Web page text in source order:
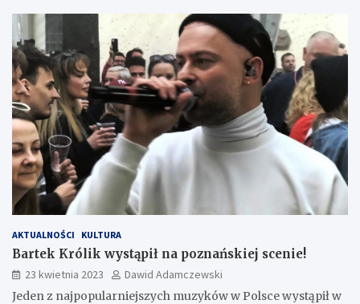
AKTUALNOŚCI KULTURA
Bartek Królik wystąpił na poznańskiej scenie!
23 kwietnia 2023
Dawid Adamczewski
Jeden z najpopularniejszych muzyków w Polsce wystąpił w